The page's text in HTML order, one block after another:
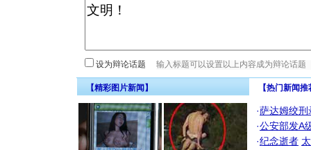
设为辩论话题
【精彩图片新闻】 【热门新闻
·萨达姆绞刑
·公安部发A
·纪念逝者